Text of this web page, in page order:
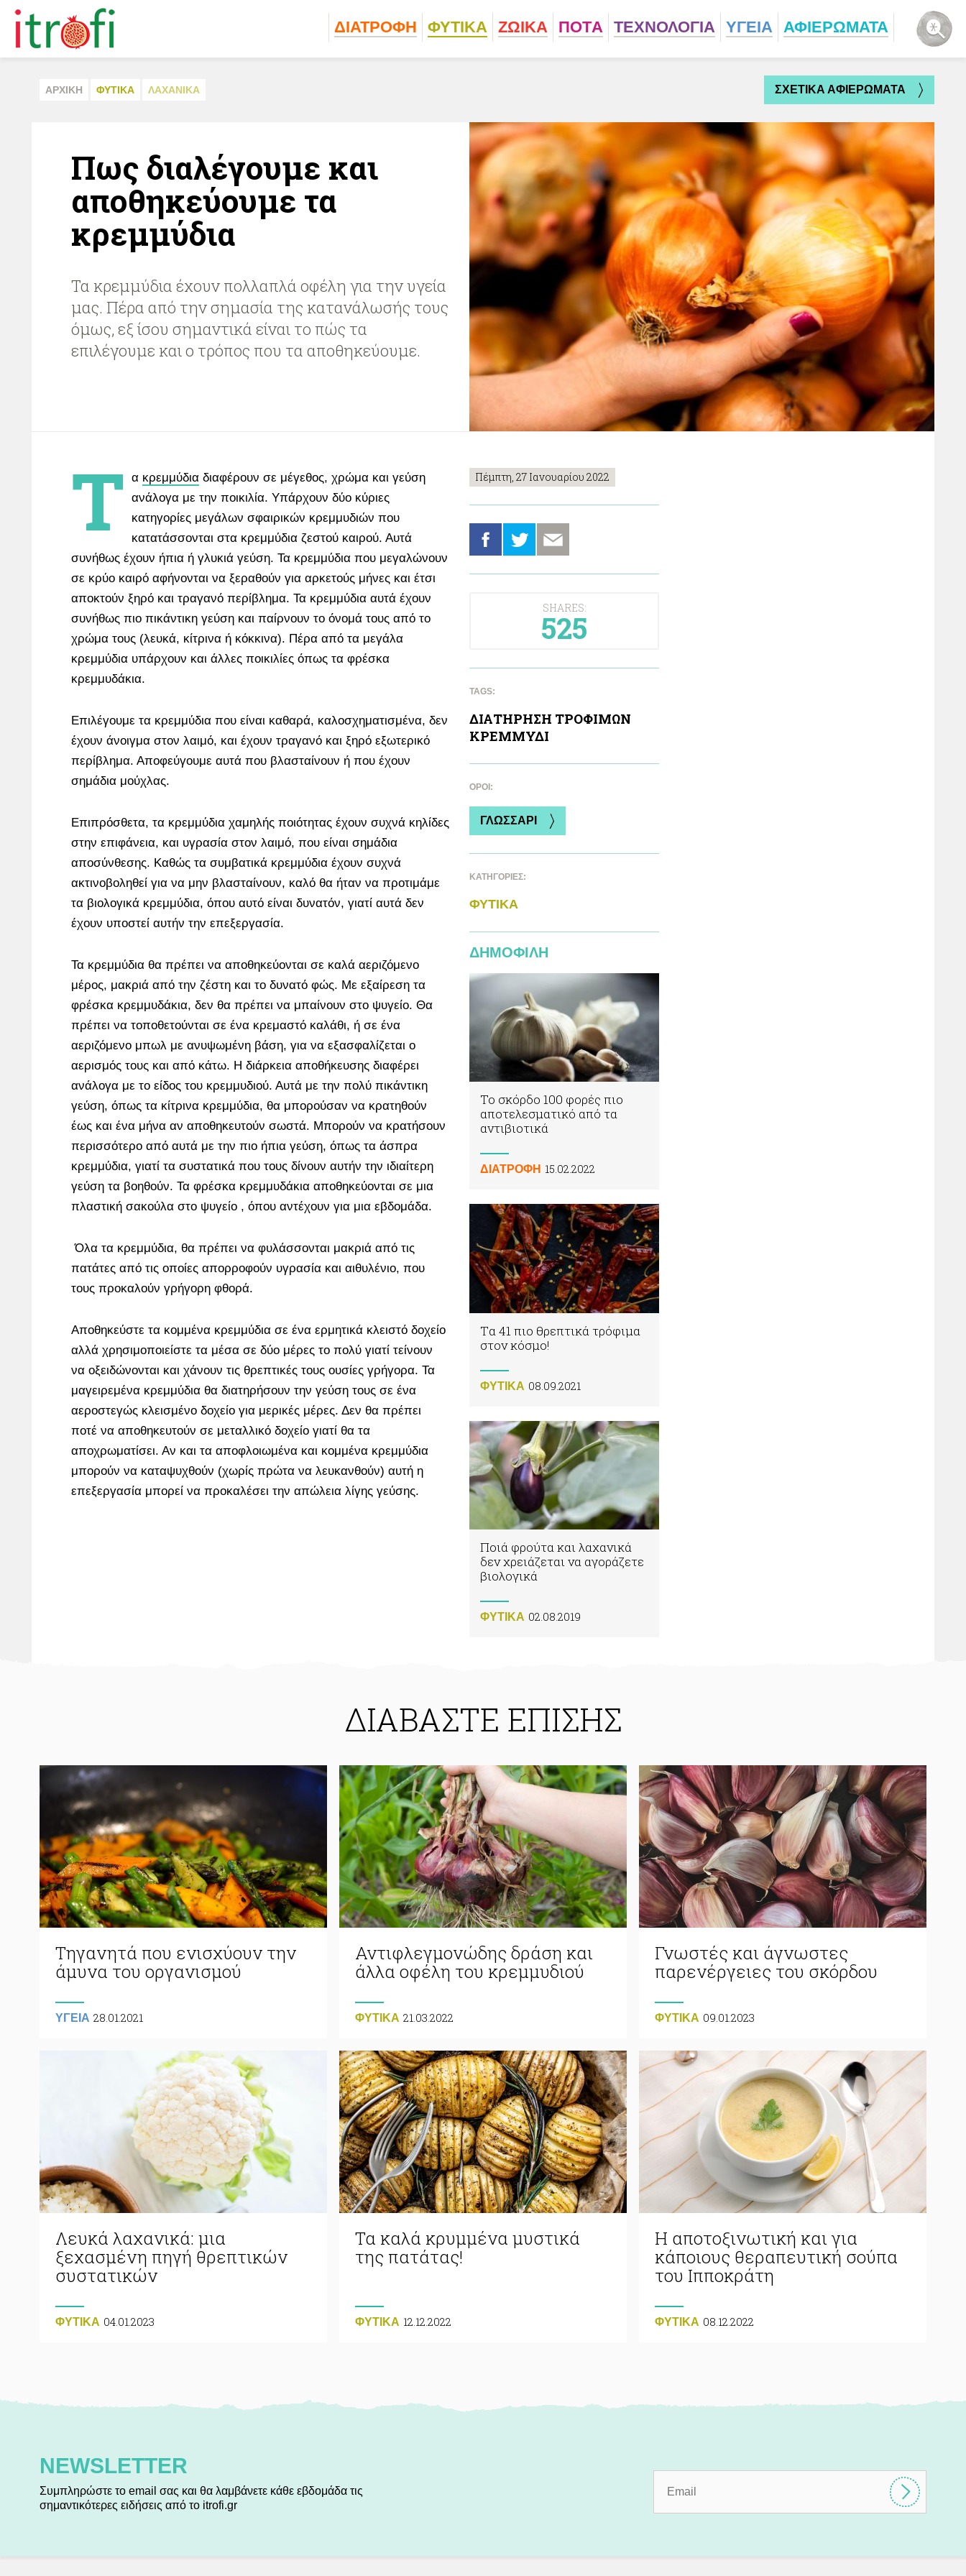
ΔΙΑΤΡΟΦΗ ΦΥΤΙΚA ΖΩΙΚA ΠΟΤA ΤΕΧΝΟΛΟΓΙΑ ΥΓΕΙΑ ΑΦΙΕΡΩΜΑΤΑ
ΑΡΧΙΚΗ ΦΥΤΙΚA ΛΑΧΑΝΙΚA ΣΧΕΤΙΚΑ ΑΦΙΕΡΩΜΑΤΑ
Πως διαλέγουμε και
αποθηκεύουμε τα
κρεμμύδια
Τα κρεμμύδια έχουν πολλαπλά οφέλη για την υγεία
μας. Πέρα από την σημασία της κατανάλωσής τους
όμως, εξ ίσου σημαντικά είναι το πώς τα
επιλέγουμε και ο τρόπος που τα αποθηκεύουμε.
Πέμπτη, 27 Ιανουαρίου 2022
SHARES:
525
Τ α κρεμμύδια διαφέρουν σε μέγεθος, χρώμα και γεύση
ανάλογα με την ποικιλία. Υπάρχουν δύο κύριες
κατηγορίες μεγάλων σφαιρικών κρεμμυδιών που
κατατάσσονται στα κρεμμύδια ζεστού καιρού. Αυτά
συνήθως έχουν ήπια ή γλυκιά γεύση. Τα κρεμμύδια που μεγαλώνουν
σε κρύο καιρό αφήνονται να ξεραθούν για αρκετούς μήνες και έτσι
αποκτούν ξηρό και τραγανό περίβλημα. Τα κρεμμύδια αυτά έχουν
συνήθως πιο πικάντικη γεύση και παίρνουν το όνομά τους από το
χρώμα τους (λευκά, κίτρινα ή κόκκινα). Πέρα από τα μεγάλα
κρεμμύδια υπάρχουν και άλλες ποικιλίες όπως τα φρέσκα
κρεμμυδάκια.
Επιλέγουμε τα κρεμμύδια που είναι καθαρά, καλοσχηματισμένα, δεν
έχουν άνοιγμα στον λαιμό, και έχουν τραγανό και ξηρό εξωτερικό
περίβλημα. Αποφεύγουμε αυτά που βλασταίνουν ή που έχουν
σημάδια μούχλας.
Επιπρόσθετα, τα κρεμμύδια χαμηλής ποιότητας έχουν συχνά κηλίδες
στην επιφάνεια, και υγρασία στον λαιμό, που είναι σημάδια
αποσύνθεσης. Καθώς τα συμβατικά κρεμμύδια έχουν συχνά
ακτινοβοληθεί για να μην βλασταίνουν, καλό θα ήταν να προτιμάμε
τα βιολογικά κρεμμύδια, όπου αυτό είναι δυνατόν, γιατί αυτά δεν
έχουν υποστεί αυτήν την επεξεργασία.
Τα κρεμμύδια θα πρέπει να αποθηκεύονται σε καλά αεριζόμενο
μέρος, μακριά από την ζέστη και το δυνατό φώς. Με εξαίρεση τα
φρέσκα κρεμμυδάκια, δεν θα πρέπει να μπαίνουν στο ψυγείο. Θα
πρέπει να τοποθετούνται σε ένα κρεμαστό καλάθι, ή σε ένα
αεριζόμενο μπωλ με ανυψωμένη βάση, για να εξασφαλίζεται ο
αερισμός τους και από κάτω. Η διάρκεια αποθήκευσης διαφέρει
ανάλογα με το είδος του κρεμμυδιού. Αυτά με την πολύ πικάντικη
γεύση, όπως τα κίτρινα κρεμμύδια, θα μπορούσαν να κρατηθούν
έως και ένα μήνα αν αποθηκευτούν σωστά. Μπορούν να κρατήσουν
περισσότερο από αυτά με την πιο ήπια γεύση, όπως τα άσπρα
κρεμμύδια, γιατί τα συστατικά που τους δίνουν αυτήν την ιδιαίτερη
γεύση τα βοηθούν. Τα φρέσκα κρεμμυδάκια αποθηκεύονται σε μια
πλαστική σακούλα στο ψυγείο , όπου αντέχουν για μια εβδομάδα.
Όλα τα κρεμμύδια, θα πρέπει να φυλάσσονται μακριά από τις
πατάτες από τις οποίες απορροφούν υγρασία και αιθυλένιο, που
τους προκαλούν γρήγορη φθορά.
Αποθηκεύστε τα κομμένα κρεμμύδια σε ένα ερμητικά κλειστό δοχείο
αλλά χρησιμοποιείστε τα μέσα σε δύο μέρες το πολύ γιατί τείνουν
να οξειδώνονται και χάνουν τις θρεπτικές τους ουσίες γρήγορα. Τα
μαγειρεμένα κρεμμύδια θα διατηρήσουν την γεύση τους σε ένα
αεροστεγώς κλεισμένο δοχείο για μερικές μέρες. Δεν θα πρέπει
ποτέ να αποθηκευτούν σε μεταλλικό δοχείο γιατί θα τα
αποχρωματίσει. Αν και τα αποφλοιωμένα και κομμένα κρεμμύδια
μπορούν να καταψυχθούν (χωρίς πρώτα να λευκανθούν) αυτή η
επεξεργασία μπορεί να προκαλέσει την απώλεια λίγης γεύσης.
TAGS:
ΔΙΑΤΗΡΗΣΗ ΤΡΟΦΙΜΩΝ
ΚΡΕΜΜΥΔΙ
ΌΡΟΙ:
ΓΛΩΣΣΑΡΙ
ΚΑΤΗΓΟΡΙΕΣ:
ΦΥΤΙΚA
ΔΗΜΟΦΙΛΗ
Το σκόρδο 100 φορές πιο
αποτελεσματικό από τα
αντιβιοτικά
ΔΙΑΤΡΟΦΗ 15.02.2022
Tα 41 πιο θρεπτικά τρόφιμα
στον κόσμο!
ΦΥΤΙΚA 08.09.2021
Ποιά φρούτα και λαχανικά
δεν χρειάζεται να αγοράζετε
βιολογικά
ΦΥΤΙΚA 02.08.2019
ΔΙΑΒΑΣΤΕ ΕΠΙΣΗΣ
Τηγανητά που ενισχύουν την
άμυνα του οργανισμού
ΥΓΕΙΑ 28.01.2021
Αντιφλεγμονώδης δράση και
άλλα οφέλη του κρεμμυδιού
ΦΥΤΙΚA 21.03.2022
Γνωστές και άγνωστες
παρενέργειες του σκόρδου
ΦΥΤΙΚA 09.01.2023
Λευκά λαχανικά: μια
ξεχασμένη πηγή θρεπτικών
συστατικών
ΦΥΤΙΚA 04.01.2023
Τα καλά κρυμμένα μυστικά
της πατάτας!
ΦΥΤΙΚA 12.12.2022
Η αποτοξινωτική και για
κάποιους θεραπευτική σούπα
του Ιπποκράτη
ΦΥΤΙΚA 08.12.2022
NEWSLETTER
Συμπληρώστε το email σας και θα λαμβάνετε κάθε εβδομάδα τις
σημαντικότερες ειδήσεις από το itrofi.gr